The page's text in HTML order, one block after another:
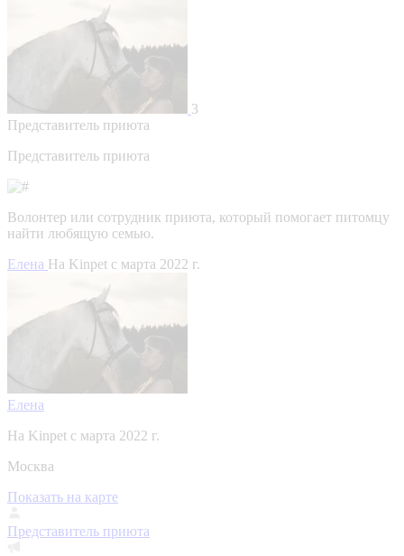
3
Представитель приюта
Представитель приюта
Волонтер или сотрудник приюта, который помогает питомцу
найти любящую семью.
Елена На Kinpet c марта 2022 г.
Елена
На Kinpet c марта 2022 г.
Москва
Показать на карте
Представитель приюта